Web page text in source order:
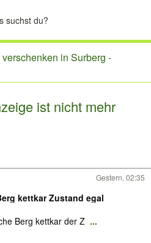
in Surberg -
ist nicht mehr
Gestern, 02:35
kettkar Zustand egal
Berg kettkar der Z ...